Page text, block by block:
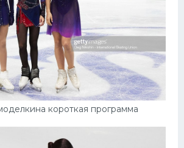
короткая программа